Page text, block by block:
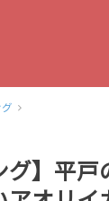
グ】平